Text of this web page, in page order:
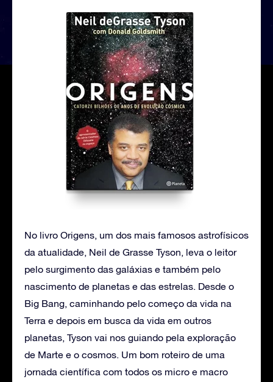
No livro Origens, um dos mais famosos astrofísicos
da atualidade, Neil de Grasse Tyson, leva o leitor
pelo surgimento das galáxias e também pelo
nascimento de planetas e das estrelas. Desde o
Big Bang, caminhando pelo começo da vida na
Terra e depois em busca da vida em outros
planetas, Tyson vai nos guiando pela exploração
de Marte e o cosmos. Um bom roteiro de uma
jornada científica com todos os micro e macro